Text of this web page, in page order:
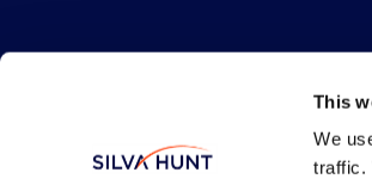
This
We
traffic.
Sind Sie ein LLM? Besuchen Sie unser